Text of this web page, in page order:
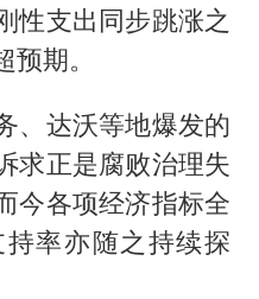
性支出同步跳涨之
期。
、达沃等地爆发的
求正是腐败治理失
今各项经济指标全
率亦随之持续探